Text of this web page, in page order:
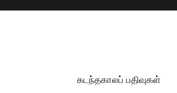
கடந்தகாலப் பதிவுகள்